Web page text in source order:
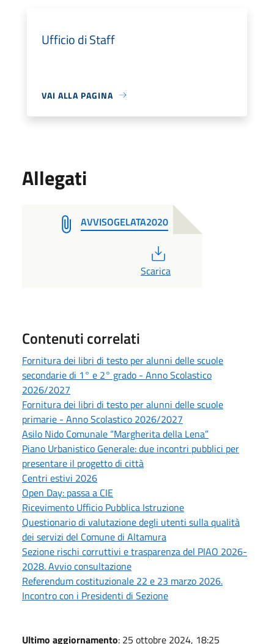
Ufficio di Staff
VAI ALLA PAGINA
Allegati
AVVISOGELATA2020
Scarica
Contenuti correlati
Fornitura dei libri di testo per alunni delle scuole
secondarie di 1° e 2° grado - Anno Scolastico
2026/2027
Fornitura dei libri di testo per alunni delle scuole
primarie - Anno Scolastico 2026/2027
Asilo Nido Comunale “Margherita della Lena”
Piano Urbanistico Generale: due incontri pubblici per
presentare il progetto di città
Centri estivi 2026
Open Day: passa a CIE
Ricevimento Ufficio Pubblica Istruzione
Questionario di valutazione degli utenti sulla qualità
dei servizi del Comune di Altamura
Sezione rischi corruttivi e trasparenza del PIAO 2026-
2028. Avvio consultazione
Referendum costituzionale 22 e 23 marzo 2026.
Incontro con i Presidenti di Sezione
Ultimo aggiornamento: 25 ottobre 2024, 18:25